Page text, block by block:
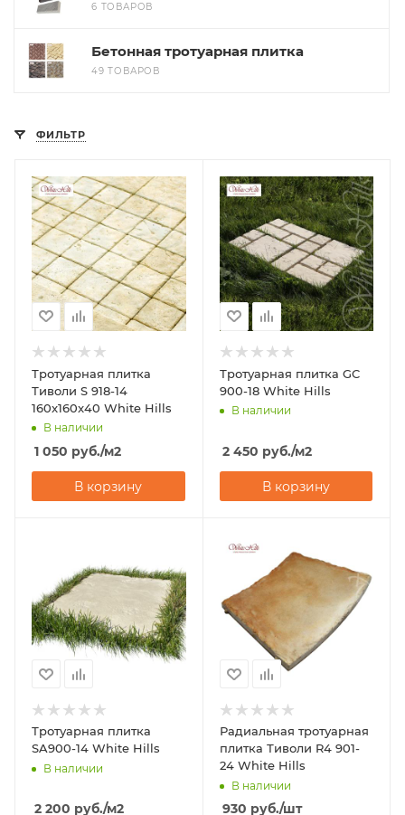
6 ТОВАРОВ
Бетонная тротуарная плитка
49 ТОВАРОВ
ФИЛЬТР
Тротуарная плитка
Тиволи S 918-14
160x160x40 White Hills
В наличии
1 050 руб./м2
В корзину
Тротуарная плитка GC
900-18 White Hills
В наличии
2 450 руб./м2
В корзину
Тротуарная плитка
SA900-14 White Hills
В наличии
2 200 руб./м2
Радиальная тротуарная
плитка Тиволи R4 901-
24 White Hills
В наличии
930 руб./шт